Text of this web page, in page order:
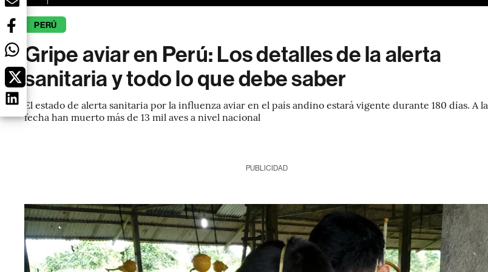
PERÚ
Gripe aviar en Perú: Los detalles de la alerta
sanitaria y todo lo que debe saber
El estado de alerta sanitaria por la influenza aviar en el país andino estará vigente durante 180 días. A la
fecha han muerto más de 13 mil aves a nivel nacional
PUBLICIDAD